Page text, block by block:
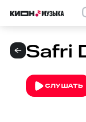
Safri
СЛУШАТЬ